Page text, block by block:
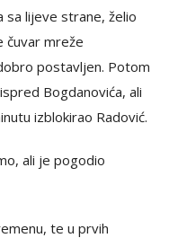
sa lijeve strane, želio
čuvar mreže
postavljen. Potom
Bogdanovića, ali
izblokirao Radović.
ali je pogodio
te u prvih